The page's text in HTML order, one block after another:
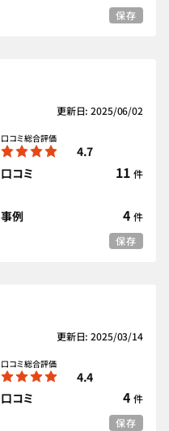
保存
更新日: 2025/06/02
口コミ総合評価
4.7
口コミ
11 件
事例 4 件
保存
更新日: 2025/03/14
口コミ総合評価
4.4
口コミ
4 件
保存